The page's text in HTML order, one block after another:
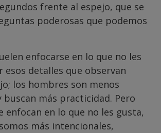
frente al espejo, que se
poderosas que podemos
enfocarse en lo que no les
esos detalles que observan
los hombres son menos
buscan más practicidad. Pero
enfocan en lo que no les gusta,
más intencionales,